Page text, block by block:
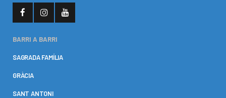
BARRI A BARRI
SAGRADA FAMÍLIA
GRÀCIA
SANT ANTONI